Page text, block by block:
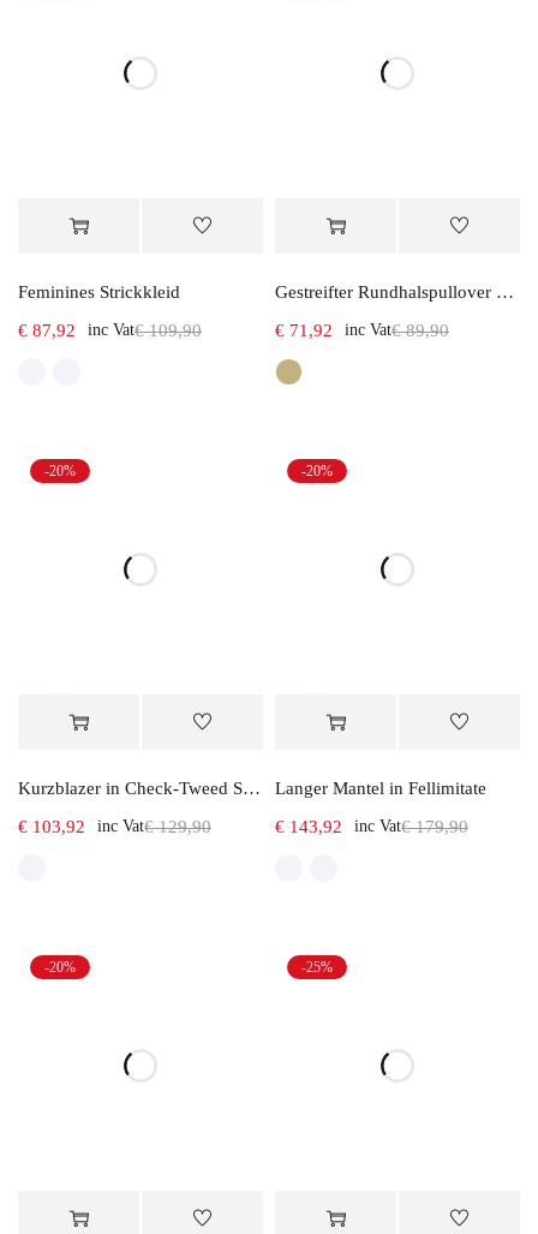
Feminines Strickkleid
€109,90
€ 87,92 inc Vat
Gestreifter Rundhalspullover mit Pailletten
€89,90
€ 71,92 inc Vat
-20%
Kurzblazer in Check-Tweed Stoff
€129,90
€ 103,92 inc Vat
-20%
Langer Mantel in Fellimitate
€179,90
€ 143,92 inc Vat
-20% -25%